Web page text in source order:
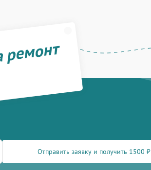
Отправить заявку и получить 1500 ₽